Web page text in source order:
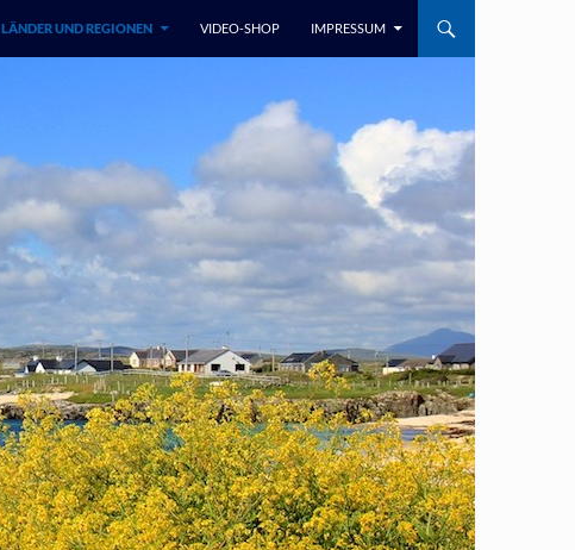
LÄNDER UND REGIONEN VIDEO-SHOP IMPRESSUM